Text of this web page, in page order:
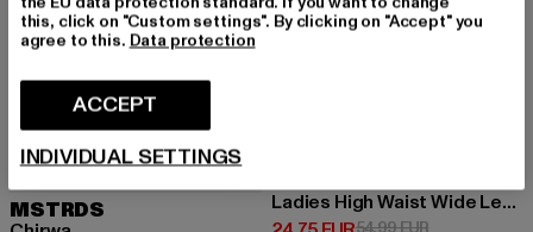
MSTRDS
Ladies High Waist Wide Leg Cropped
Prix en
this, click on "Custom settings". By clicking on "Accept" you
agree to this. Data protection
ACCEPT
INDIVIDUAL SETTINGS